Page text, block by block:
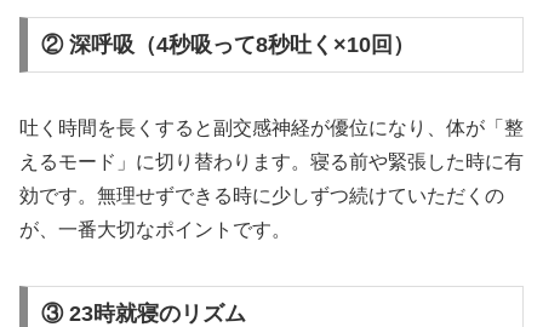
② 深呼吸（4秒吸って8秒吐く×10回）
吐く時間を長くすると副交感神経が優位になり、体が「整
えるモード」に切り替わります。寝る前や緊張した時に有
効です。無理せずできる時に少しずつ続けていただくの
が、一番大切なポイントです。
③ 23時就寝のリズム